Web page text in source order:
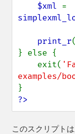
$xml
print_r(
} else {
    exit(
examples/
?>
このスクリプト